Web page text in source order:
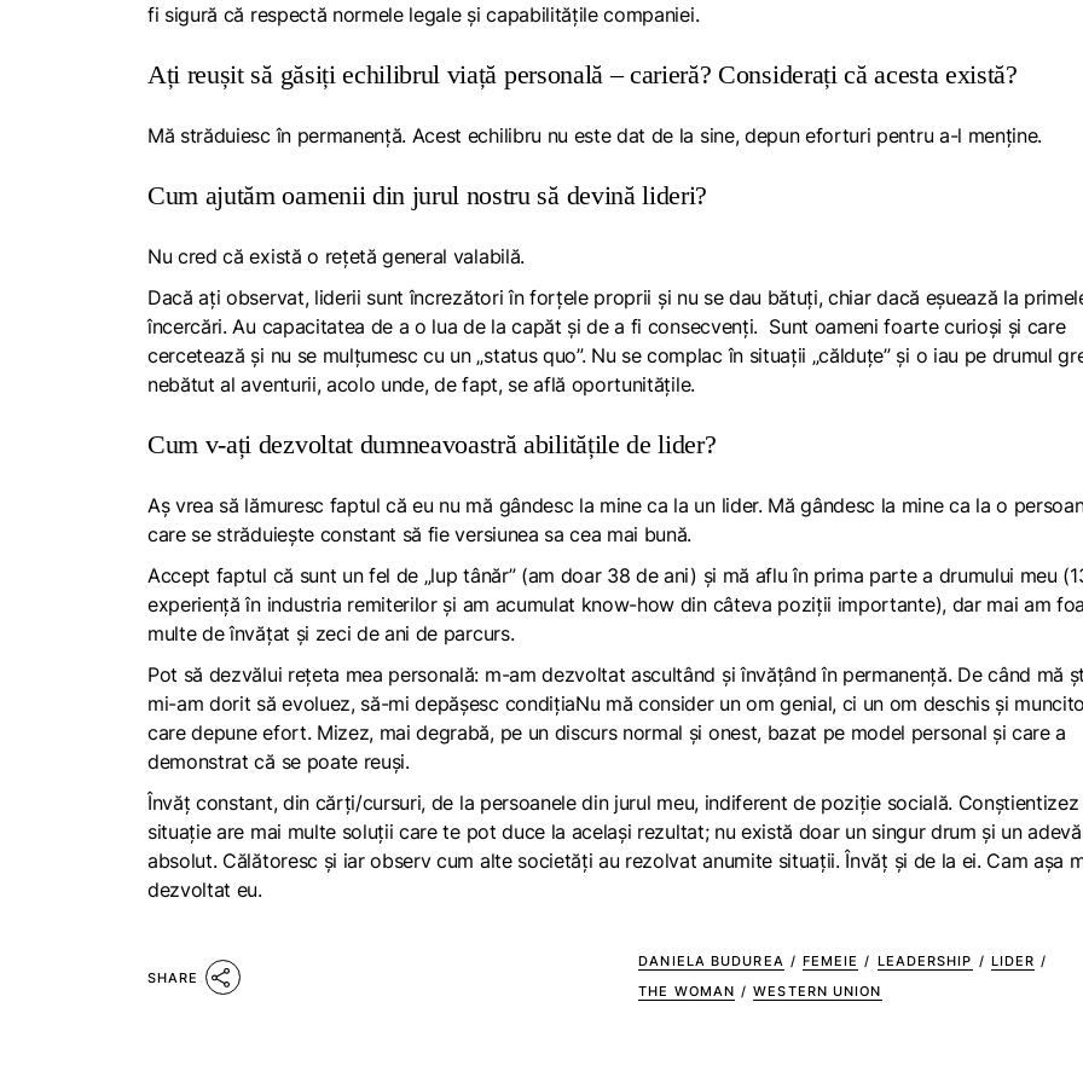
fi sigură că respectă normele legale și capabilitățile companiei.
Ați reușit să găsiți echilibrul viață personală – carieră? Considerați că acesta există?
Mă străduiesc în permanență. Acest echilibru nu este dat de la sine, depun eforturi pentru a-l menține.
Cum ajutăm oamenii din jurul nostru să devină lideri?
Nu cred că există o rețetă general valabilă.
Dacă ați observat, liderii sunt încrezători în forțele proprii și nu se dau bătuți, chiar dacă eșuează la
încercări. Au capacitatea de a o lua de la capăt și de a fi consecvenți. Sunt oameni foarte curioși și care
cercetează și nu se mulțumesc cu un „status quo”. Nu se complac în situații „călduțe” și o iau pe drumul
nebătut al aventurii, acolo unde, de fapt, se află oportunitățile.
Cum v-ați dezvoltat dumneavoastră abilitățile de lider?
Aș vrea să lămuresc faptul că eu nu mă gândesc la mine ca la un lider. Mă gândesc la mine ca la o
care se străduiește constant să fie versiunea sa cea mai bună.
Accept faptul că sunt un fel de „lup tânăr” (am doar 38 de ani) și mă aflu în prima parte a drumului meu
experiență în industria remiterilor și am acumulat know-how din câteva poziții importante), dar mai am
multe de învățat și zeci de ani de parcurs.
Pot să dezvălui rețeta mea personală: m-am dezvoltat ascultând și învățând în permanență. De când mă
mi-am dorit să evoluez, să-mi depășesc condițiaNu mă consider un om genial, ci un om deschis și
care depune efort. Mizez, mai degrabă, pe un discurs normal și onest, bazat pe model personal și care a
demonstrat că se poate reuși.
Învăț constant, din cărți/cursuri, de la persoanele din jurul meu, indiferent de poziție socială.
situație are mai multe soluții care te pot duce la același rezultat; nu există doar un singur drum și un
absolut. Călătoresc și iar observ cum alte societăți au rezolvat anumite situații. Învăț și de la ei. Cam așa
dezvoltat eu.
SHARE
DANIELA BUDUREA / FEMEIE / LEADERSHIP / LIDER /
THE WOMAN / WESTERN UNION